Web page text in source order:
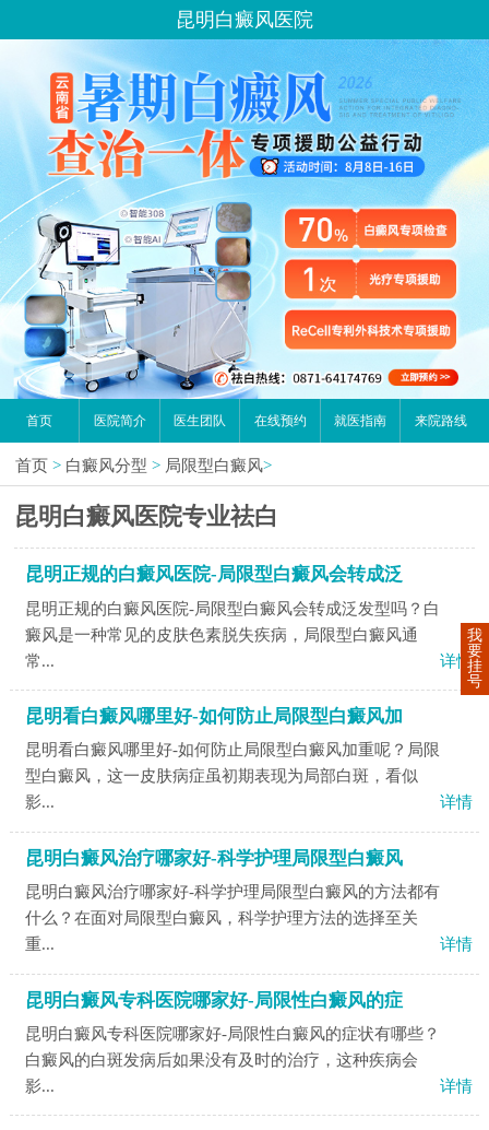
昆明白癜风医院
首页 医院简介 医生团队 在线预约 就医指南 来院路线
首页 > 白癜风分型 > 局限型白癜风>
昆明白癜风医院专业祛白
昆明正规的白癜风医院-局限型白癜风会转成泛
昆明正规的白癜风医院-局限型白癜风会转成泛发型吗？白
癜风是一种常见的皮肤色素脱失疾病，局限型白癜风通
常...
详情
昆明看白癜风哪里好-如何防止局限型白癜风加
昆明看白癜风哪里好-如何防止局限型白癜风加重呢？局限
型白癜风，这一皮肤病症虽初期表现为局部白斑，看似
影...
详情
昆明白癜风治疗哪家好-科学护理局限型白癜风
昆明白癜风治疗哪家好-科学护理局限型白癜风的方法都有
什么？在面对局限型白癜风，科学护理方法的选择至关
重...
详情
昆明白癜风专科医院哪家好-局限性白癜风的症
昆明白癜风专科医院哪家好-局限性白癜风的症状有哪些？
白癜风的白斑发病后如果没有及时的治疗，这种疾病会
影...
详情
我
要
挂
号